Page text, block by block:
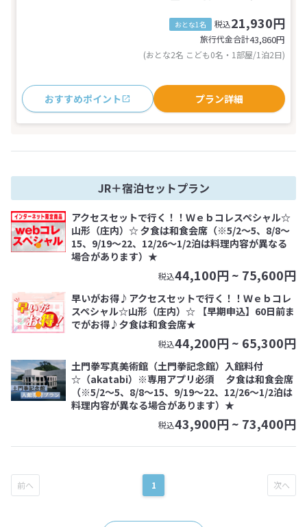
おとな1名 税込21,930円
旅行代金合計43,860円
(おとな2名 こども0名・1部屋/1泊2日)
おすすめポイント プラン詳細
JR＋宿泊セットプラン
アクセスセットで行く！！Ｗｅｂコレスペシャル☆
山形（庄内）☆ 夕食は和食会席（※5/2～5、8/8～
15、9/19～22、12/26～1/2泊は料理内容が異なる
場合があります）★
税込44,100円 ~ 75,600円
早いがお得♪アクセスセットで行く！！Ｗｅｂコレ
スペシャル☆山形（庄内）☆ 【早期申込】60日前ま
でがお得♪夕食は和食会席★
税込44,200円 ~ 65,300円
土門拳写真美術館（土門拳記念館）入館料付
☆（akatabi）※専用アプリ必須 夕食は和食会席
（※5/2～5、8/8～15、9/19～22、12/26～1/2泊は
料理内容が異なる場合があります）★
税込43,900円 ~ 73,400円
1